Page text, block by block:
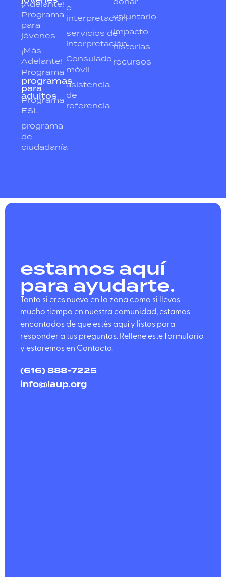
¡Adelante!
Programa
para
jóvenes
¡Más
Adelante!
Programa
programas
para
adultos
Programa
ESL
programa
de
ciudadanía
e
interpretación
servicios de
interpretación
Consulado
móvil
asistencia
de
referencia
voluntario
impacto
historias
recursos
estamos aquí
para ayudarte.
Tanto si eres nuevo en la zona como si llevas
mucho tiempo en nuestra comunidad, estamos
encantados de que estés aquí y listos para
responder a tus preguntas. Rellene este formulario
y estaremos en Contacto.
(616) 888-7225
info@laup.org